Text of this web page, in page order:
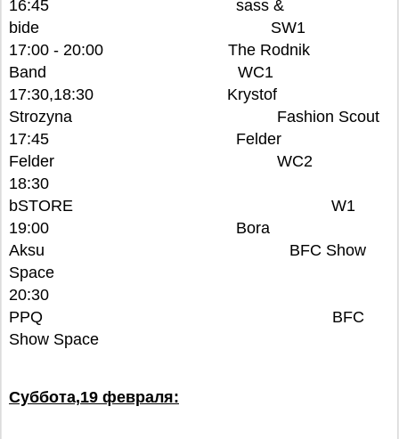
16:45 sass &
bide SW1
17:00 - 20:00 The Rodnik
Band WC1
17:30,18:30 Krystof
Strozyna Fashion Scout
17:45 Felder
Felder WC2
18:30
bSTORE W1
19:00 Bora
Aksu BFC Show
Space
20:30
PPQ BFC
Show Space
Суббота,19 февраля: